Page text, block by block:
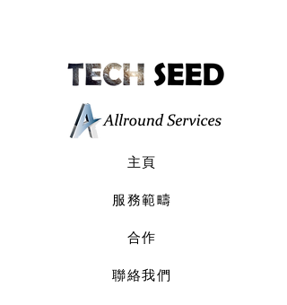
主頁
服務範疇
合作
聯絡我們